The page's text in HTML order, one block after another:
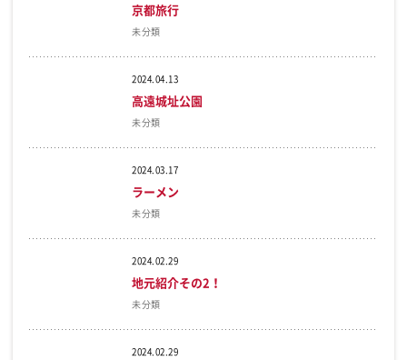
未分類
京都旅行
2024.04.13
未分類
高遠城址公園
2024.03.17
未分類
ラーメン
2024.02.29
未分類
地元紹介その2！
2024.02.29